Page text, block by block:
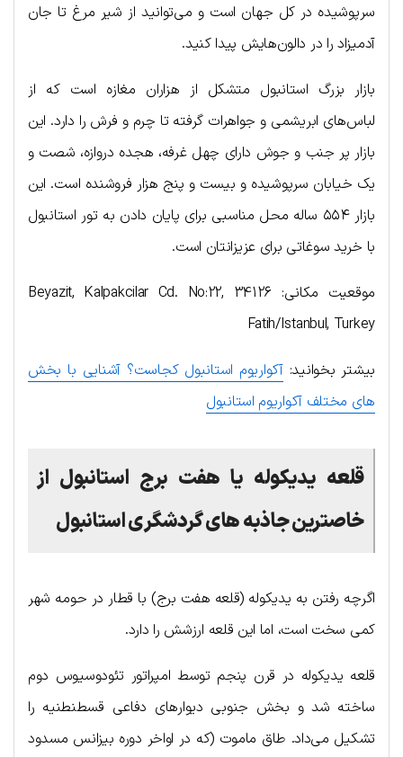
سرپوشیده در کل جهان است و می‌توانید از شیر مرغ تا جان
آدمیزاد را در دالون‌هایش پیدا کنید.
بازار بزرگ استانبول متشکل از هزاران مغازه است که از
لباس‌های ابریشمی و جواهرات گرفته تا چرم و فرش را دارد. این
بازار پر جنب و جوش دارای چهل غرفه، هجده دروازه، شصت و
یک خیابان سرپوشیده و بیست و پنج هزار فروشنده است. این
بازار ۵۵۴ ساله محل مناسبی برای پایان دادن به تور استانبول
با خرید سوغاتی برای عزیزانتان است.
موقعیت مکانی: Beyazit, Kalpakcilar Cd. No:22, 34126
Fatih/Istanbul, Turkey
بیشتر بخوانید:آکواریوم استانبول کجاست؟ آشنایی با بخش
های مختلف آکواریوم استانبول
قلعه یدیکوله یا هفت برج استانبول از
خاصترین جاذبه های گردشگری استانبول
اگرچه رفتن به یدیکوله (قلعه هفت برج) با قطار در حومه شهر
کمی سخت است، اما این قلعه ارزشش را دارد.
قلعه یدیکوله در قرن پنجم توسط امپراتور تئودوسیوس دوم
ساخته شد و بخش جنوبی دیوارهای دفاعی قسطنطنیه را
تشکیل می‌داد. طاق ماموت (که در اواخر دوره بیزانس مسدود